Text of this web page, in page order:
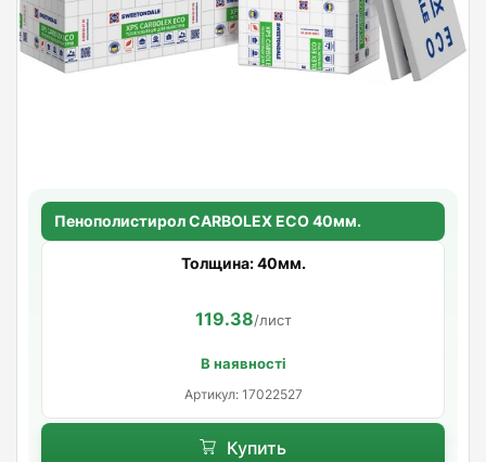
Пенополистирол CARBOLEX ECO 40мм.
Толщина: 40мм.
119.38/лист
В наявності
Артикул: 17022527
Купить